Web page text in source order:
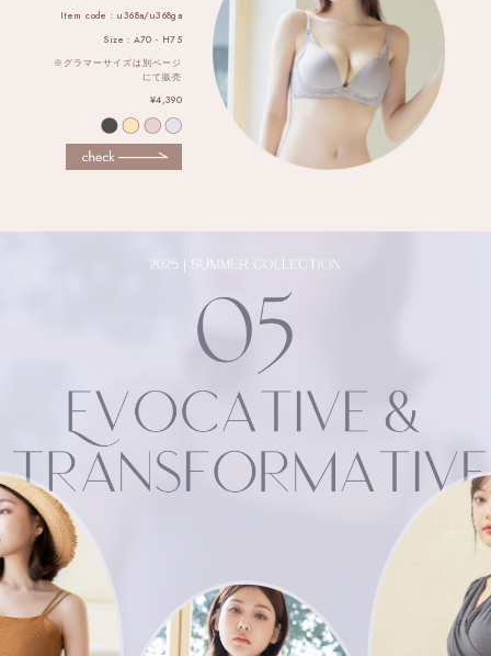
Item code：u368a/u368ga
Size：A70 - H75
※グラマーサイズは別ページ
にて販売
¥4,390